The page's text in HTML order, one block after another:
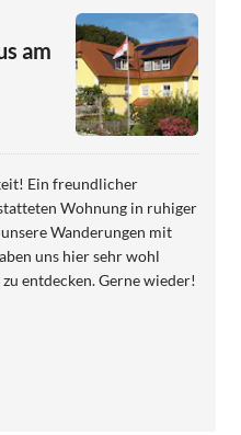
am
Ein freundlicher
Wohnung in ruhiger
Wanderungen mit
uns hier sehr wohl
entdecken. Gerne wieder!